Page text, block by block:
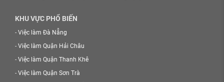
KHU VỰC PHỔ BIẾN
- Việc làm Đà Nẵng
- Việc làm Quận Hải Châu
- Việc làm Quận Thanh Khê
- Việc làm Quận Sơn Trà